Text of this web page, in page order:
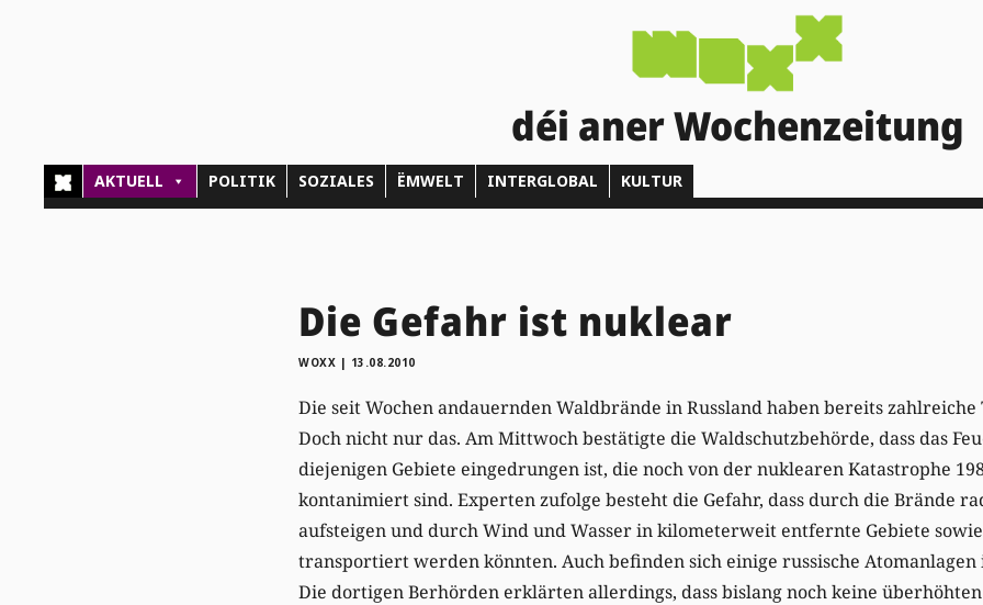
déi aner Wochenzeitung
AKTUELL POLITIK SOZIALES ËMWELT INTERGLOBAL KULTUR
Die Gefahr ist nuklear
WOXX | 13.08.2010
Die seit Wochen andauernden Waldbrände in Russland haben bereits
Doch nicht nur das. Am Mittwoch bestätigte die Waldschutzbehörde, dass das
diejenigen Gebiete eingedrungen ist, die noch von der nuklearen Katastrophe
kontanimiert sind. Experten zufolge besteht die Gefahr, dass durch die Brände
aufsteigen und durch Wind und Wasser in kilometerweit entfernte Gebiete
transportiert werden könnten. Auch befinden sich einige russische Atomanlagen
Die dortigen Berhörden erklärten allerdings, dass bislang noch keine